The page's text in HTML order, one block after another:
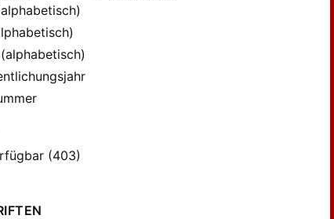
(403)